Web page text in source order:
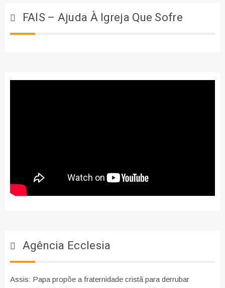
FAIS – Ajuda À Igreja Que Sofre
Agência Ecclesia
Assis: Papa propõe a fraternidade cristã para derrubar